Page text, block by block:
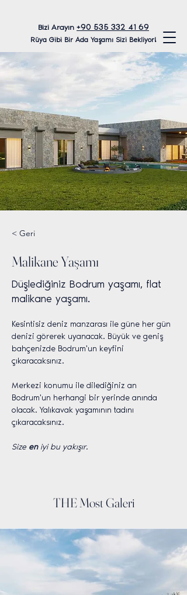
Bizi Arayın +90 535 332 41 69
Rüya Gibi Bir Ada Yaşamı Sizi Bekliyor!
< Geri
Malikane Yaşamı
Düşlediğiniz Bodrum yaşamı, flat
malikane yaşamı.
Kesintisiz deniz manzarası ile güne her gün
denizi görerek uyanacak. Büyük ve geniş
bahçenizde Bodrum'un keyfini
çıkaracaksınız.
Merkezi konumu ile dilediğiniz an
Bodrum'un herhangi bir yerinde anında
olacak. Yalıkavak yaşamının tadını
çıkaracaksınız.
Size en iyi bu yakışır.
THE Most Galeri